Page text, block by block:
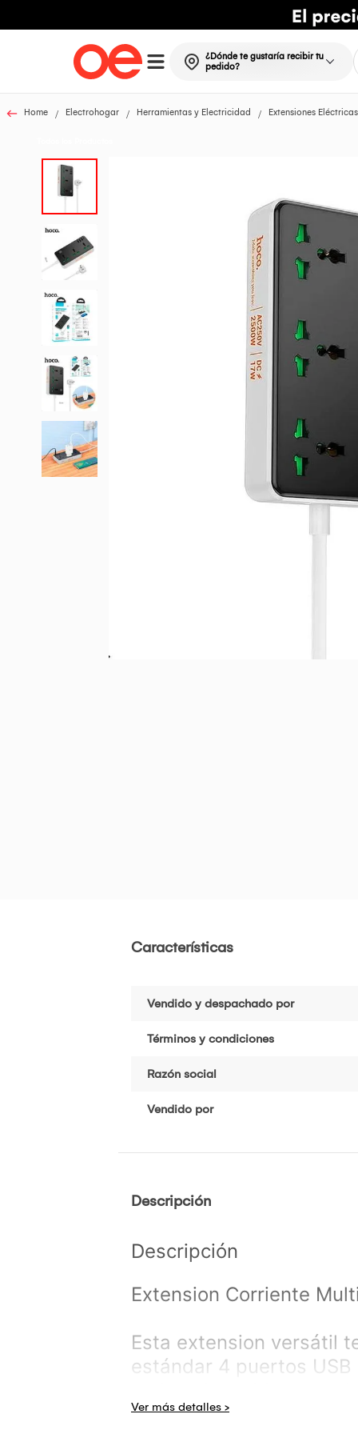
¿Dónde te gustaría recibir tu
pedido?
Home Electrohogar Herramientas y Electricidad Extensiones Eléctricas
Características
Vendido y despachado por
Términos y condiciones
Razón social
Vendido por
Descripción
Descripción
Extension Corriente
Esta extension versátil
estándar 4 puertos
aseguran la seguridad